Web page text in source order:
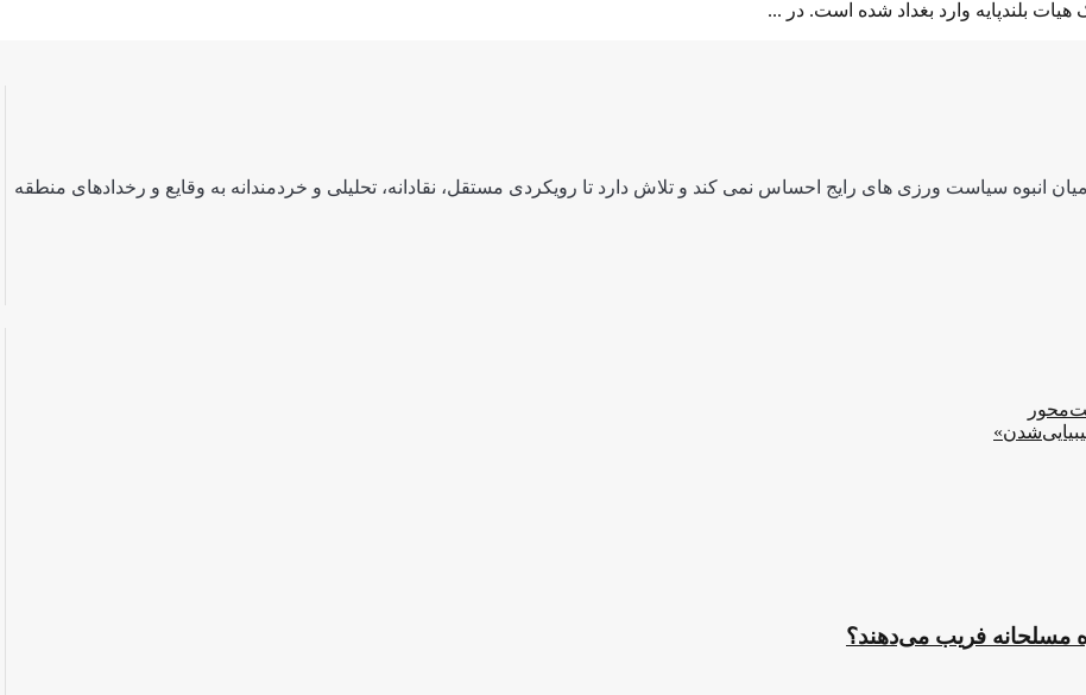
انبوه سیاست ورزی های رایج احساس نمی کند و تلاش دارد تا رویکردی مستقل، نقادانه، تحلیلی و خردمندانه به وقایع و رخدادهای منطقه
مسلحانه فریب می‌دهند؟